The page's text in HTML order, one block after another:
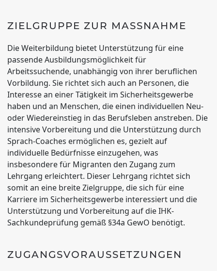
ZIELGRUPPE ZUR MASSNAHME
Die Weiterbildung bietet Unterstützung für eine
passende Ausbildungsmöglichkeit für
Arbeitssuchende, unabhängig von ihrer beruflichen
Vorbildung. Sie richtet sich auch an Personen, die
Interesse an einer Tätigkeit im Sicherheitsgewerbe
haben und an Menschen, die einen individuellen Neu-
oder Wiedereinstieg in das Berufsleben anstreben. Die
intensive Vorbereitung und die Unterstützung durch
Sprach-Coaches ermöglichen es, gezielt auf
individuelle Bedürfnisse einzugehen, was
insbesondere für Migranten den Zugang zum
Lehrgang erleichtert. Dieser Lehrgang richtet sich
somit an eine breite Zielgruppe, die sich für eine
Karriere im Sicherheitsgewerbe interessiert und die
Unterstützung und Vorbereitung auf die IHK-
Sachkundeprüfung gemäß §34a GewO benötigt.
ZUGANGSVORAUSSETZUNGEN